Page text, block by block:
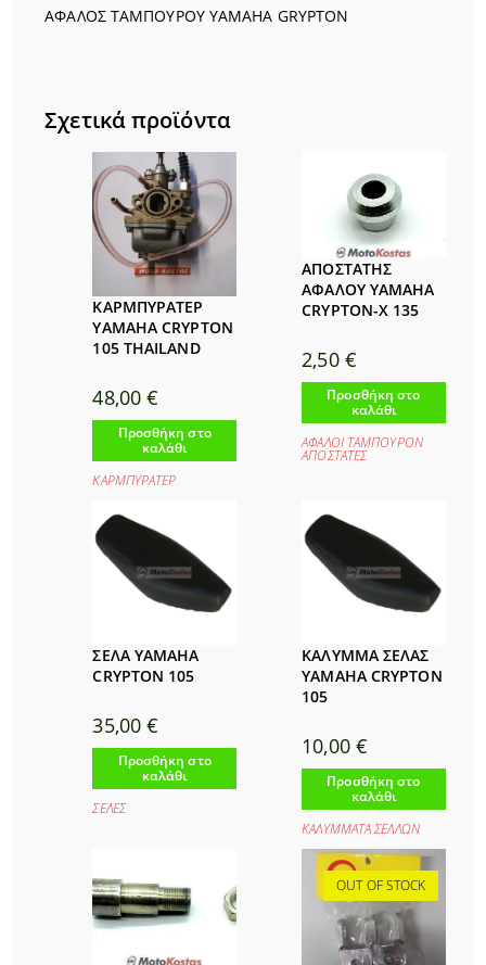
ΑΦΑΛΟΣ ΤΑΜΠΟΥΡΟΥ YAMAHA GRYPTON
Σχετικά προϊόντα
ΚΑΡΜΠΥΡΑΤΕΡ
YAMAHA CRYPTON
105 THAILAND
48,00€
Προσθήκη στο
καλάθι
ΚΑΡΜΠΥΡΑΤΕΡ
ΑΠΟΣΤΑΤΗΣ
ΑΦΑΛΟΥ YAMAHA
CRYPTON-X 135
2,50 €
Προσθήκη στο
καλάθι
ΑΦΑΛΟΙ ΤΑΜΠΟΥΡΟΝ
ΑΠΟΣΤΑΤΕΣ
ΣΕΛΑ YAMAHA
CRYPTON 105
35,00€
Προσθήκη στο
καλάθι
ΣΕΛΕΣ
ΚΑΛΥΜΜΑ ΣΕΛΑΣ
YAMAHA CRYPTON
105
10,00 €
Προσθήκη στο
καλάθι
ΚΑΛΥΜΜΑΤΑ ΣΕΛΛΩΝ
OUT OF STOCK